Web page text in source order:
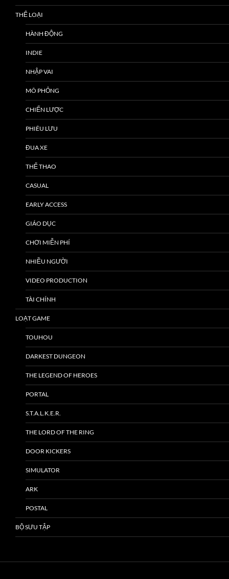
THỂ LOẠI
HÀNH ĐỘNG
INDIE
NHẬP VAI
MÔ PHỎNG
CHIẾN LƯỢC
PHIÊU LƯU
ĐUA XE
THỂ THAO
CASUAL
EARLY ACCESS
GIÁO DỤC
CHƠI MIỄN PHÍ
NHIỀU NGƯỜI
VIDEO PRODUCTION
TÀI CHÍNH
LOẠT GAME
TOUHOU
DARKEST DUNGEON
THE LEGEND OF HEROES
PORTAL
S.T.A.L.K.E.R.
THE LORD OF THE RING
DOOR KICKERS
SIMULATOR
ARK
POSTAL
BỘ SƯU TẬP